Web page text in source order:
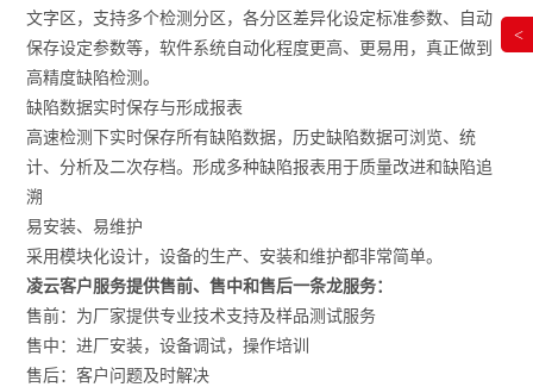
文字区，支持多个检测分区，各分区差异化设定标准参数、自动
保存设定参数等，软件系统自动化程度更高、更易用，真正做到
高精度缺陷检测。
缺陷数据实时保存与形成报表
高速检测下实时保存所有缺陷数据，历史缺陷数据可浏览、统
计、分析及二次存档。形成多种缺陷报表用于质量改进和缺陷追
溯
易安装、易维护
采用模块化设计，设备的生产、安装和维护都非常简单。
凌云客户服务提供售前、售中和售后一条龙服务：
售前：为厂家提供专业技术支持及样品测试服务
售中：进厂安装，设备调试，操作培训
售后：客户问题及时解决
<